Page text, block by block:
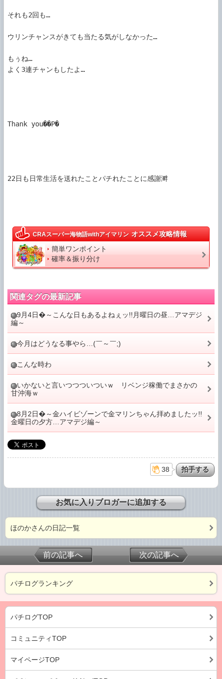
それも2回も…
ウリンチャンスがきても当たる気がしなかった…
もぅね…
よく3連チャンもしたよ…
Thank you��P�
22日も日常生活を送れたことパチれたことに感謝溿
CRAスーパー海物語withアイマリン オススメ攻略情報
簡単ワンポイント
確率＆振り分け
関連タグの最新記事
9月4日�～こんな日もあるよねぇッ!!月曜日の昼…アマデジ
編～
今月はどうなる事やら…(￣～￣;)
こんな時わ
いかないと言いつつついついｗ リベンジ稼働でまさかの
甘沖海ｗ
8月2日�～金ハイビゾーンで金マリンちゃん拝めましたッ!!
金曜日の夕方…アマデジ編～
38
お気に入りブロガーに追加する
ほのかさんの日記一覧
前の記事へ 次の記事へ
パチログランキング
パチログTOP
コミュニティTOP
マイページTOP